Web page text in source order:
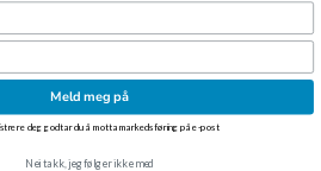
Meld meg på
deg godtar du å motta markedsføring på e-post
Nei takk, jeg følger ikke med